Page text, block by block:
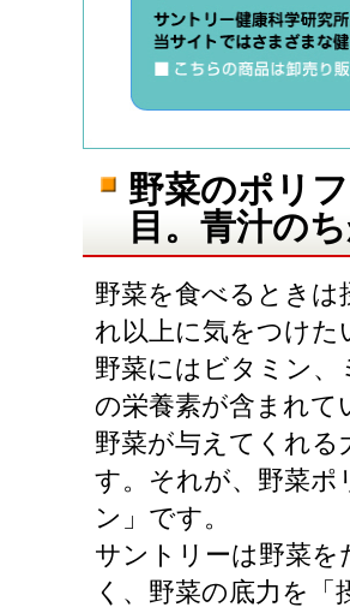
野菜のポリ
目。青汁の
野菜を食べるときは
れ以上に気をつけた
野菜にはビタミン
の栄養素が含まれ
野菜が与えてくれる
す。それが、野菜
ン」です。
サントリーは野菜
く、野菜の底力を